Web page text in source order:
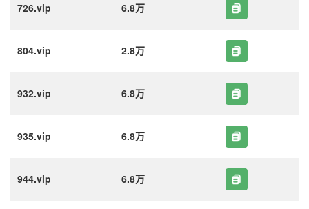
726.vip 6.8万
804.vip 2.8万
932.vip 6.8万
935.vip 6.8万
944.vip 6.8万